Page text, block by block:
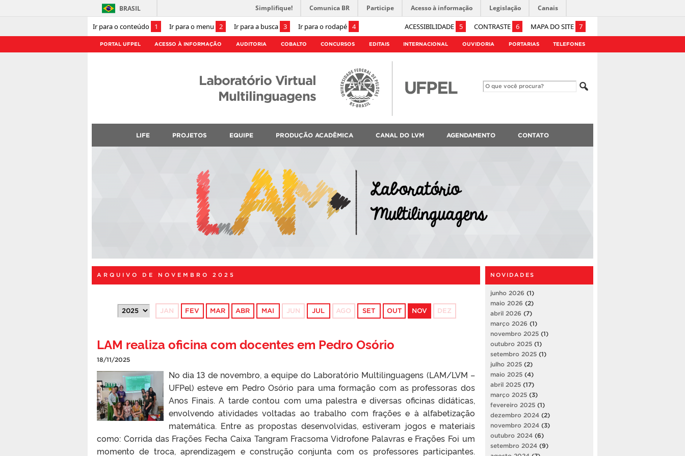
Ir para o conteúdo 1 Ir para o menu 2 Ir para a busca 3 Ir para o rodapé 4 ACESSIBILIDADE 5 CONTRASTE 6 MAPA DO SITE 7
BRASIL Simplifique! Comunica BR Participe Acesso à informação Legislação Canais
PORTAL UFPEL ACESSO À INFORMAÇÃO AUDITORIA COBALTO CONCURSOS EDITAIS INTERNACIONAL OUVIDORIA PORTARIAS TELEFONES
Laboratório Virtual
Multilinguagens
LIFE PROJETOS EQUIPE PRODUÇÃO ACADÊMICA CANAL DO LVM AGENDAMENTO CONTATO
ARQUIVO DE NOVEMBRO 2025
JAN FEV MAR ABR MAI JUN JUL AGO SET OUT NOV DEZ
LAM realiza oficina com docentes em Pedro Osório
18/11/2025
No dia 13 de novembro, a equipe do Laboratório Multilinguagens (LAM/LVM –
UFPel) esteve em Pedro Osório para uma formação com as professoras dos
Anos Finais. A tarde contou com uma palestra e diversas oficinas didáticas,
envolvendo atividades voltadas ao trabalho com frações e à alfabetização
matemática. Entre as propostas desenvolvidas, estiveram jogos e materiais
como: Corrida das Frações Fecha Caixa Tangram Fracsoma Vidrofone Palavras e Frações Foi um
momento de troca, aprendizagem e construção conjunta com os professores participantes.
NOVIDADES
junho 2026 (1)
maio 2026 (2)
abril 2026 (7)
março 2026 (1)
novembro 2025 (1)
outubro 2025 (1)
setembro 2025 (1)
julho 2025 (2)
maio 2025 (4)
abril 2025 (17)
março 2025 (3)
fevereiro 2025 (1)
dezembro 2024 (2)
novembro 2024 (3)
outubro 2024 (6)
setembro 2024 (9)